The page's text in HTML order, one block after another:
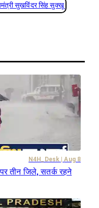
सुखविंदर सिंह सुक्खू
N4H_Desk Aug 8
तीन जिले, सतर्क रहने